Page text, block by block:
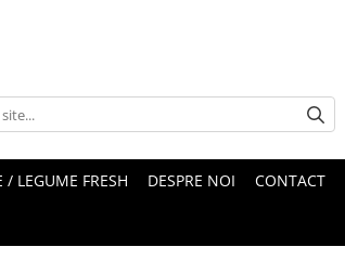
/ LEGUME FRESH DESPRE NOI CONTACT